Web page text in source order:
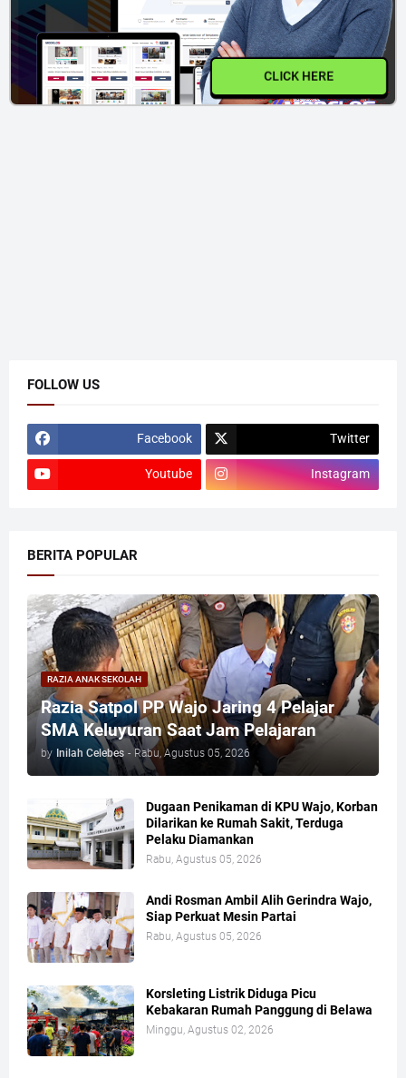
CLICK HERE
FOLLOW US
Facebook Twitter
Youtube Instagram
BERITA POPULAR
RAZIA ANAK SEKOLAH
Razia Satpol PP Wajo Jaring 4 Pelajar
SMA Keluyuran Saat Jam Pelajaran
by Inilah Celebes - Rabu, Agustus 05, 2026
Dugaan Penikaman di KPU Wajo, Korban
Dilarikan ke Rumah Sakit, Terduga
Pelaku Diamankan
Rabu, Agustus 05, 2026
Andi Rosman Ambil Alih Gerindra Wajo,
Siap Perkuat Mesin Partai
Rabu, Agustus 05, 2026
Korsleting Listrik Diduga Picu
Kebakaran Rumah Panggung di Belawa
Minggu, Agustus 02, 2026